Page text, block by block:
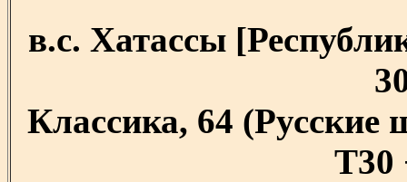
в.с. Хатассы
Классика, 64
T30